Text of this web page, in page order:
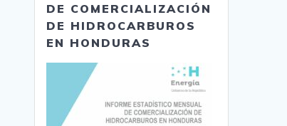
DE COMERCIALIZACIÓN
DE HIDROCARBUROS
EN HONDURAS